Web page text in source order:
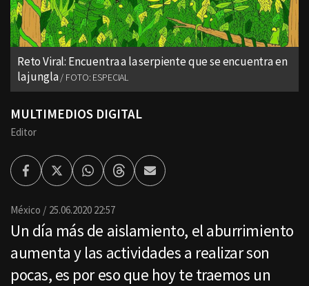
Reto Viral: Encuentra a la serpiente que se encuentra en
la jungla
FOTO: ESPECIAL
MULTIMEDIOS DIGITAL
Editor
FacebookTwitterWhatsappThreadsEnviar
por
México 25.06.2020 22:57
Un día más de aislamiento, el aburrimiento
aumenta y las actividades a realizar son
pocas, es por eso que hoy te traemos un